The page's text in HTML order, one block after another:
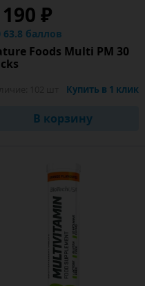
₽
63.8 баллов
Foods Multi PM 30
Купить в 1 клик
В корзину